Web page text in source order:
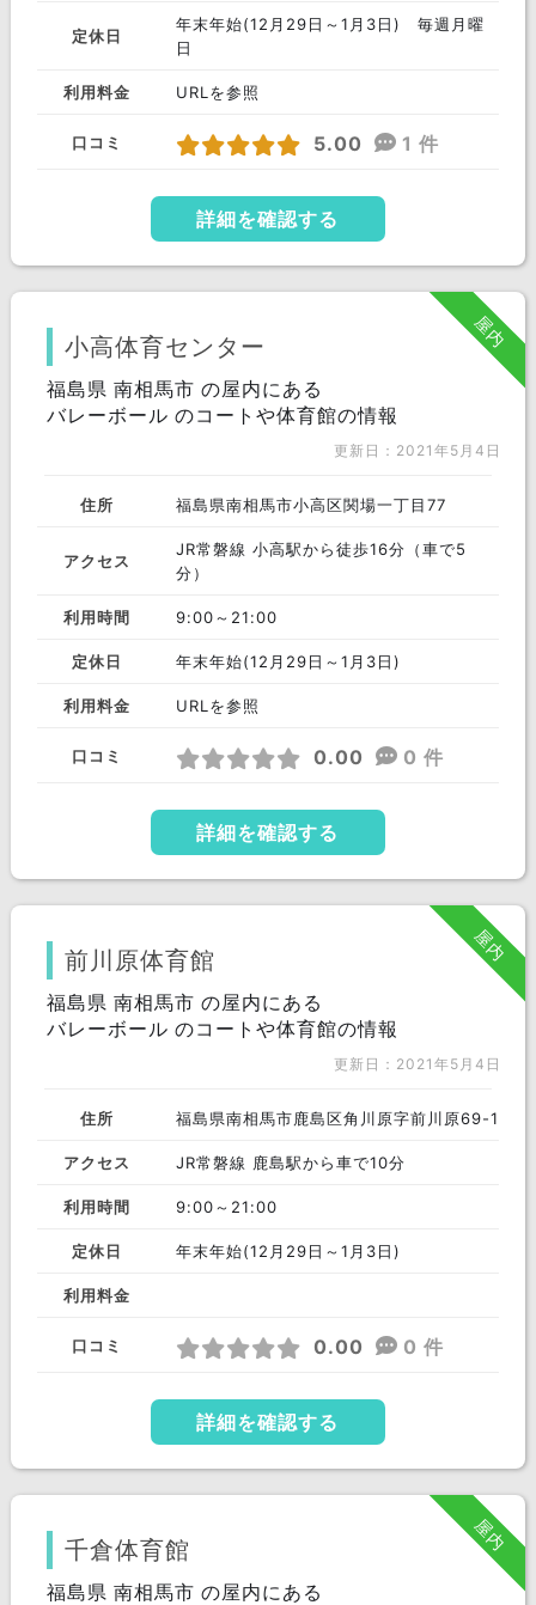
定休日
年末年始(12月29日～1月3日) 毎週月曜
日
利用料金 URLを参照
口コミ 5.00 1 件
詳細を確認する
屋内
小高体育センター
福島県 南相馬市 の屋内にある
バレーボール のコートや体育館の情報
更新日：2021年5月4日
住所 福島県南相馬市小高区関場一丁目77
アクセス
JR常磐線 小高駅から徒歩16分（車で5
分）
利用時間 9:00～21:00
定休日 年末年始(12月29日～1月3日)
利用料金 URLを参照
口コミ 0.00 0 件
詳細を確認する
屋内
前川原体育館
福島県 南相馬市 の屋内にある
バレーボール のコートや体育館の情報
更新日：2021年5月4日
住所 福島県南相馬市鹿島区角川原字前川原69-1
アクセス JR常磐線 鹿島駅から車で10分
利用時間 9:00～21:00
定休日 年末年始(12月29日～1月3日)
利用料金
口コミ 0.00 0 件
詳細を確認する
屋内
千倉体育館
福島県 南相馬市 の屋内にある